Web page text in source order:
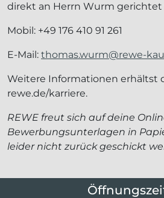
direkt an Herrn Wurm gerichtet
Mobil: +49 176 410 91 261
E-Mail: thomas.wurm@rewe-
Weitere Informationen erhältst
rewe.de/karriere.
REWE freut sich auf deine
Bewerbungsunterlagen in
leider nicht zurück geschickt